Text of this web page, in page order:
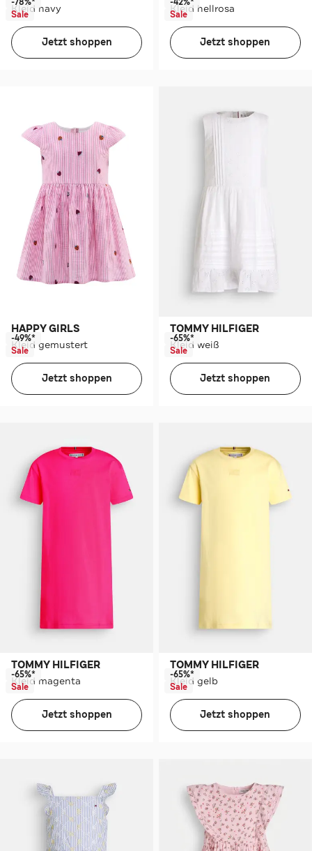
Kleid navy
-78%*
Sale
Jetzt shoppen
Kleid hellrosa
-42%*
Sale
Jetzt shoppen
HAPPY GIRLS
Kleid gemustert
-49%*
Sale
Jetzt shoppen
TOMMY HILFIGER
Kleid weiß
-65%*
Sale
Jetzt shoppen
TOMMY HILFIGER
Kleid magenta
-65%*
Sale
Jetzt shoppen
TOMMY HILFIGER
Kleid gelb
-65%*
Sale
Jetzt shoppen